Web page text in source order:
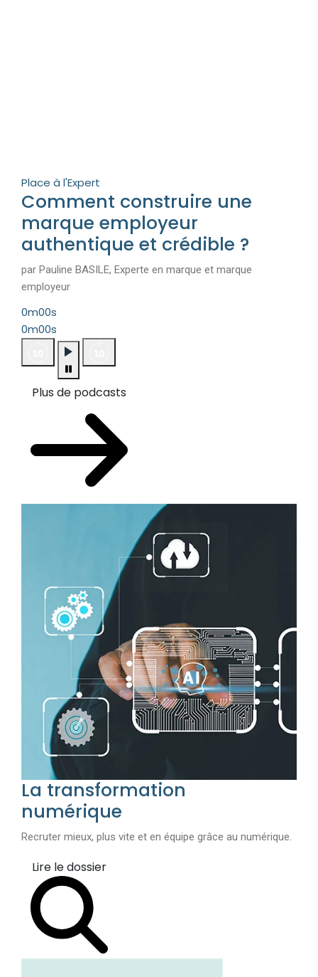
Place à l'Expert
Comment construire une
marque employeur
authentique et crédible ?
par Pauline BASILE, Experte en marque et marque
employeur
0m00s
0m00s
Plus de podcasts
La transformation
numérique
Recruter mieux, plus vite et en équipe grâce au numérique.
Lire le dossier